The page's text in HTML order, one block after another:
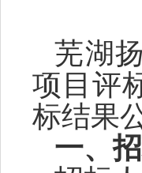
芜湖
项目评
标结果
一、